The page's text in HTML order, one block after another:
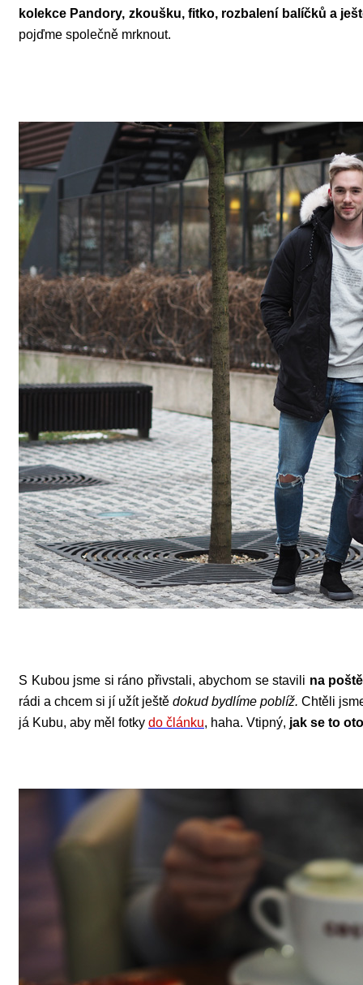
kolekce Pandory, zkoušku, fitko, rozbalení balíčků a
pojďme společně mrknout.
S Kubou jsme si ráno přivstali, abychom se stavili na
rádi a chcem si jí užít ještě dokud bydlíme poblíž. Chtěli
já Kubu, aby měl fotky do článku, haha. Vtipný, jak se to